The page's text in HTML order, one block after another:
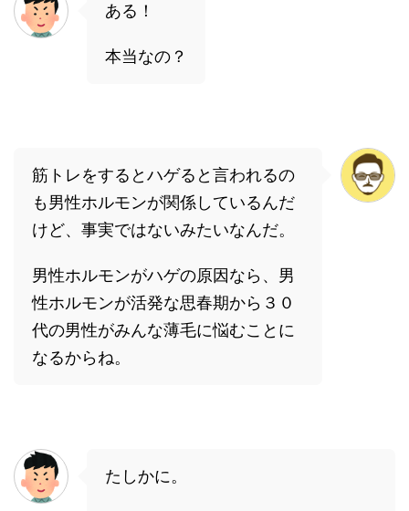
ある！
本当なの？
筋トレをするとハゲると言われるの
も男性ホルモンが関係しているんだ
けど、事実ではないみたいなんだ。
男性ホルモンがハゲの原因なら、男
性ホルモンが活発な思春期から３０
代の男性がみんな薄毛に悩むことに
なるからね。
たしかに。